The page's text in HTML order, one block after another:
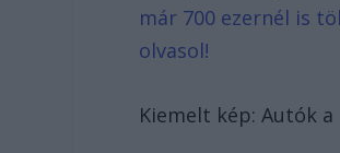
már 700 ezernél is
olvasol!
Kiemelt kép: Autók